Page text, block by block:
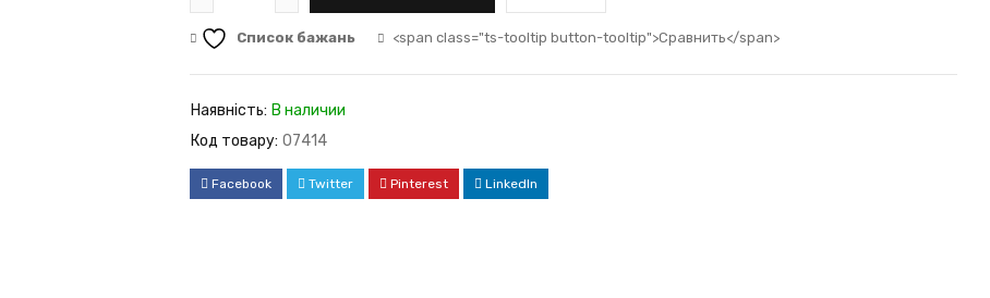
Список бажань <span class="ts-tooltip button-tooltip">Сравнить</span>
Наявність: В наличии
Код товару: 07414
Facebook Twitter Pinterest LinkedIn